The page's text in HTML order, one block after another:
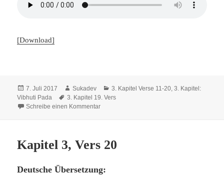
[Download]
Veröffentlicht
am
7. Juli 2017 Autor
Sukadev Kategorien
3. Kapitel Verse 11-20,3. Kapitel:
Vibhuti Pada
Schlagwörter
3. Kapitel 19. Vers
Schreibe einen Kommentarzu Kapitel 3, Vers 19
Kapitel 3, Vers 20
Deutsche Übersetzung: